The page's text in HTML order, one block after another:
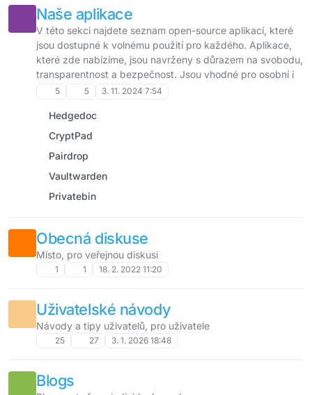
Naše aplikace
V této sekci najdete seznam open-source aplikací, které
jsou dostupné k volnému použití pro každého. Aplikace,
které zde nabízíme, jsou navrženy s důrazem na svobodu,
transparentnost a bezpečnost. Jsou vhodné pro osobní i
komunitní projekty, a jejich použití podporuje principy
a zdarma ke stažení nebo nasazení na vlastních
serverech. Podrobné návody a zdroje k těmto aplikacím
5 5 3. 11. 2024 7:54
Hedgedoc
CryptPad
Pairdrop
Vaultwarden
Privatebin
Obecná diskuse
Místo, pro veřejnou diskusi
1 1 18. 2. 2022 11:20
Uživatelské návody
Návody a tipy uživatelů, pro uživatele
25 27 3. 1. 2026 18:48
Blogs